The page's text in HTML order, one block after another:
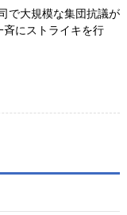
で大規模な集団抗議が
にストライキを行